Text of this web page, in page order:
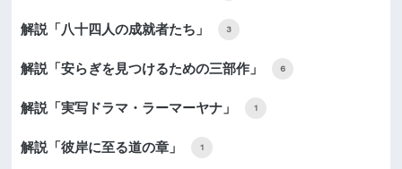
解説「八十四人の成就者たち」 3
解説「安らぎを見つけるための三部作」 6
解説「実写ドラマ・ラーマーヤナ」 1
解説「彼岸に至る道の章」 1